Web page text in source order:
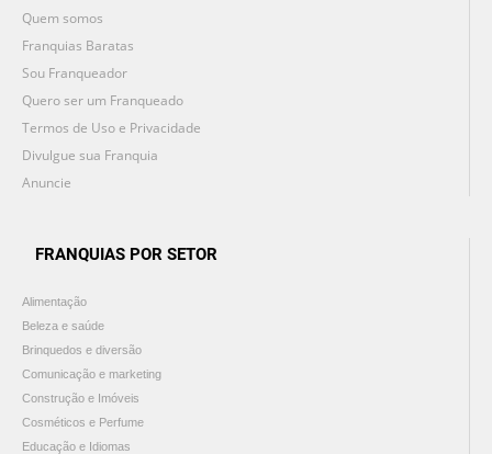
Quem somos
Franquias Baratas
Sou Franqueador
Quero ser um Franqueado
Termos de Uso e Privacidade
Divulgue sua Franquia
Anuncie
FRANQUIAS POR SETOR
Alimentação
Beleza e saúde
Brinquedos e diversão
Comunicação e marketing
Construção e Imóveis
Cosméticos e Perfume
Educação e Idiomas